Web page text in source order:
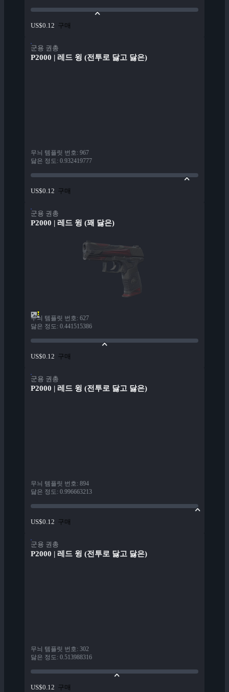
US$0.12 구매
군용 권총
P2000 | 레드 윙 (전투로 닳고 닳은)
무늬 템플릿 번호: 967
닳은 정도: 0.932419777
US$0.12 구매
군용 권총
P2000 | 레드 윙 (꽤 닳은)
무늬 템플릿 번호: 627
닳은 정도: 0.441515386
US$0.12 구매
군용 권총
P2000 | 레드 윙 (전투로 닳고 닳은)
무늬 템플릿 번호: 894
닳은 정도: 0.996663213
US$0.12 구매
군용 권총
P2000 | 레드 윙 (전투로 닳고 닳은)
무늬 템플릿 번호: 302
닳은 정도: 0.513988316
US$0.12 구매